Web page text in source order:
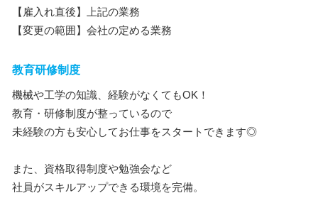
【雇入れ直後】上記の業務
【変更の範囲】会社の定める業務
教育研修制度
機械や工学の知識、経験がなくてもOK！
教育・研修制度が整っているので
未経験の方も安心してお仕事をスタートできます◎
また、資格取得制度や勉強会など
社員がスキルアップできる環境を完備。